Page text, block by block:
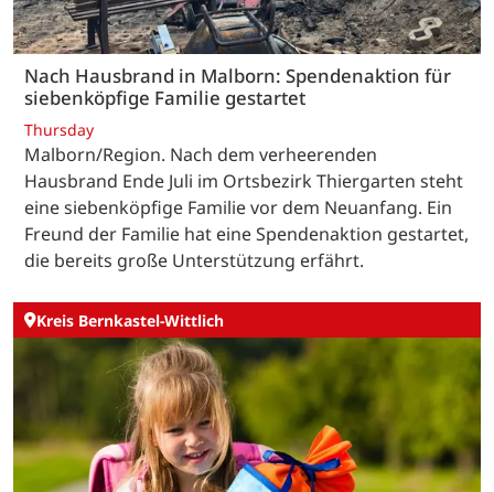
Nach Hausbrand in Malborn: Spendenaktion für
siebenköpfige Familie gestartet
Thursday
Malborn/Region. Nach dem verheerenden
Hausbrand Ende Juli im Ortsbezirk Thiergarten steht
eine siebenköpfige Familie vor dem Neuanfang. Ein
Freund der Familie hat eine Spendenaktion gestartet,
die bereits große Unterstützung erfährt.
Kreis Bernkastel-Wittlich